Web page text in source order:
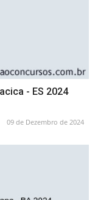
- ES 2024
09 de Dezembro de 2024